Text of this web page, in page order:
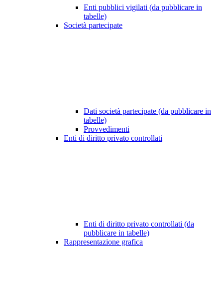
Enti pubblici vigilati (da pubblicare in
tabelle)
Società partecipate
Dati società partecipate (da pubblicare in
tabelle)
Provvedimenti
Enti di diritto privato controllati
Enti di diritto privato controllati (da
pubblicare in tabelle)
Rappresentazione grafica